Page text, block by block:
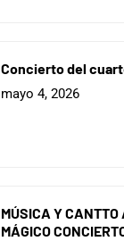
Concierto del
mayo 4, 2026
MÚSICA Y
MÁGICO